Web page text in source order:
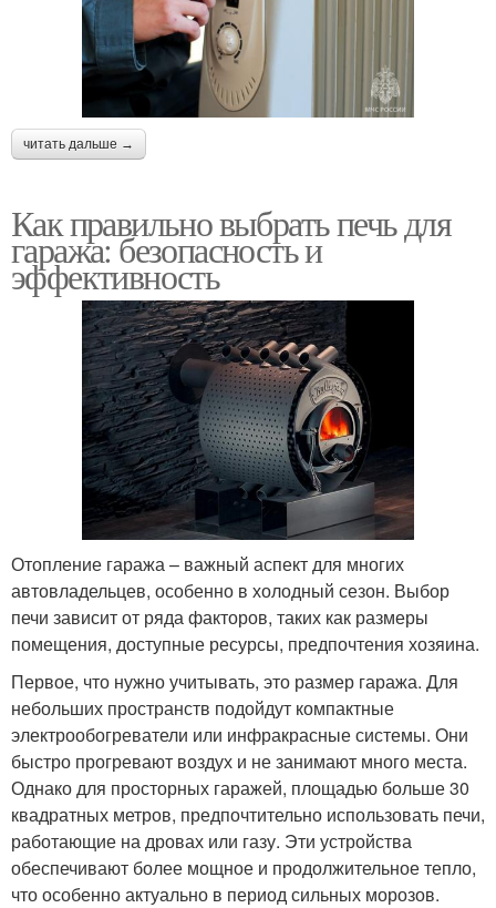
читать дальше →
Как правильно выбрать печь для
гаража: безопасность и
эффективность
Отопление гаража – важный аспект для многих
автовладельцев, особенно в холодный сезон. Выбор
печи зависит от ряда факторов, таких как размеры
помещения, доступные ресурсы, предпочтения хозяина.
Первое, что нужно учитывать, это размер гаража. Для
небольших пространств подойдут компактные
электрообогреватели или инфракрасные системы. Они
быстро прогревают воздух и не занимают много места.
Однако для просторных гаражей, площадью больше 30
квадратных метров, предпочтительно использовать печи,
работающие на дровах или газу. Эти устройства
обеспечивают более мощное и продолжительное тепло,
что особенно актуально в период сильных морозов.